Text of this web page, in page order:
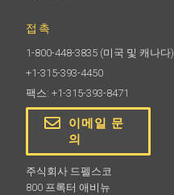
접촉
1-800-448-3835 (미국 및 캐나다)
+1-315-393-4450
팩스: +1-315-393-8471
이메일 문
의
주식회사 드펠스코
800 프록터 애비뉴